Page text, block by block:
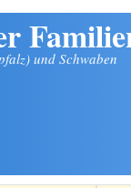
und Schwaben